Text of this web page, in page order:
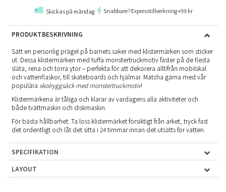
Skickas på måndag Snabbare? Expresstillverkning +99 kr
PRODUKTBESKRIVNING
Sätt en personlig prägel på barnets saker med klistermärken som sticker
ut. Dessa klistermärken med tuffa monstertruckmotiv fäster på de flesta
släta, rena och torra ytor – perfekta för att dekorera alltifrån mobilskal
och vattenflaskor, till skateboards och hjälmar. Matcha gärna med vår
populära skolryggsäck med monstertruckmotiv!
Klistermärkena är tåliga och klarar av vardagens alla aktiviteter och
både tvättmaskin och diskmaskin.
För bästa hållbarhet: Ta loss klistermärket försiktigt från arket, tryck fast
det ordentligt och låt det sitta i 24 timmar innan det utsätts för vatten.
SPECIFIKATION
LAYOUT